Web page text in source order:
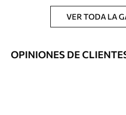
esponja suave.
recubrimiento
Método de
Hasta 360 cm
VER TODA LA
OPINIONES DE